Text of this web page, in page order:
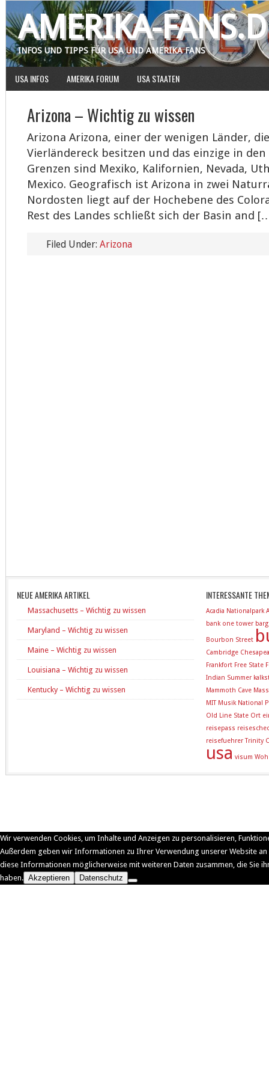
AMERIKA-
INFOS UND TIPPS FÜR USA UND AMERIKA FANS
USA INFOS AMERIKA FORUM USA STAATEN
Arizona – Wichtig zu wissen
Arizona Arizona, einer der wenigen Länder,
Vierländereck besitzen und das einzige in
Grenzen sind Mexiko, Kalifornien, Nevada,
Mexico. Geografisch ist Arizona in zwei
Nordosten liegt auf der Hochebene des
Rest des Landes schließt sich der Basin and
Filed Under: Arizona
NEUE AMERIKA ARTIKEL
Massachusetts – Wichtig zu wissen
Maryland – Wichtig zu wissen
Maine – Wichtig zu wissen
Louisiana – Wichtig zu wissen
Kentucky – Wichtig zu wissen
INTERESSANTE
Acadia Nationalpark
bank one tower
Bourbon Street
Cambridge
Frankfort Free State
Indian Summer
Mammoth Cave
MIT Musik National
Old Line State Ort
reisepass
reisefuehrer Trinity
usa visum
Wir verwenden Cookies, um Inhalte und Anzeigen zu personalisieren,
Außerdem geben wir Informationen zu Ihrer Verwendung unserer Website
diese Informationen möglicherweise mit weiteren Daten zusammen, die Sie
haben. Akzeptieren Datenschutz